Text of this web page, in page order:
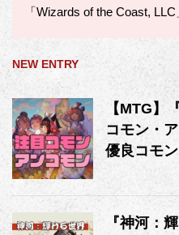
「Wizards of the Coast,
NEW ENTRY
【MTG】
コモン・
優良コモ
『神河：